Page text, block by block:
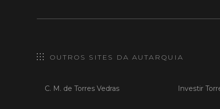
OUTROS SITES DA AUTARQUIA
C. M. de Torres Vedras Investir